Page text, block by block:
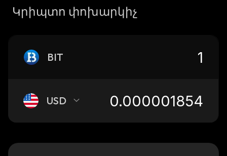
Կրիպտո փոխարկիչ
BIT
USD